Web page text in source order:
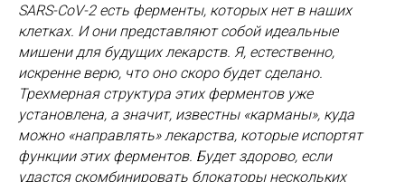
SARS-CoV-2 есть ферменты, которых нет в наших
клетках. И они представляют собой идеальные
мишени для будущих лекарств. Я, естественно,
искренне верю, что оно скоро будет сделано.
Трехмерная структура этих ферментов уже
установлена, а значит, известны «карманы», куда
можно «направлять» лекарства, которые испортят
функции этих ферментов. Будет здорово, если
удастся скомбинировать блокаторы нескольких